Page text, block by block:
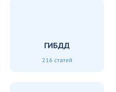
ГИБДД
216 статей